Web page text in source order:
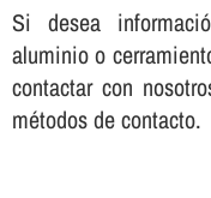
Si desea
aluminio o
contactar con
métodos de contacto.